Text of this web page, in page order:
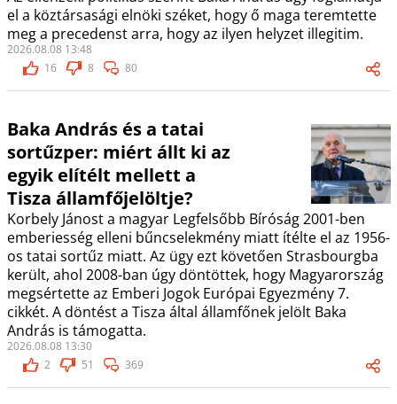
el a köztársasági elnöki széket, hogy ő maga teremtette
meg a precedenst arra, hogy az ilyen helyzet illegitim.
2026.08.08 13:48
16
8 80
Baka András és a tatai
sortűzper: miért állt ki az
egyik elítélt mellett a
Tisza államfőjelöltje?
Korbely Jánost a magyar Legfelsőbb Bíróság 2001-ben
emberiesség elleni bűncselekmény miatt ítélte el az 1956-
os tatai sortűz miatt. Az ügy ezt követően Strasbourgba
került, ahol 2008-ban úgy döntöttek, hogy Magyarország
megsértette az Emberi Jogok Európai Egyezmény 7.
cikkét. A döntést a Tisza által államfőnek jelölt Baka
András is támogatta.
2026.08.08 13:30
2
51 369